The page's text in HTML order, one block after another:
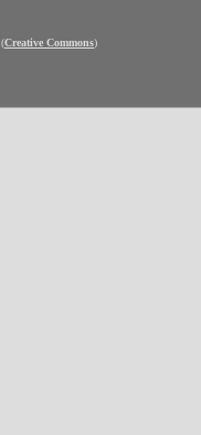
(Creative Commons)